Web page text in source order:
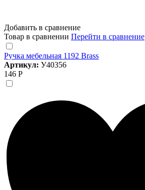
Добавить в сравнение
Товар в сравнении Перейти в сравнение
Ручка мебельная 1192 Brass
Артикул: У40356
146 Р